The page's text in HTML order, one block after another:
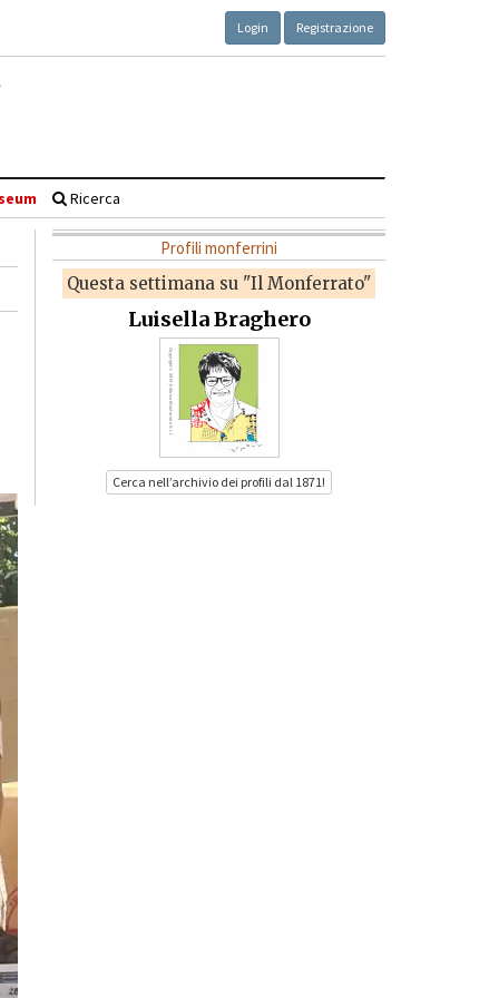
Login Registrazione
Ricerca
Profili monferrini
Questa settimana su "Il Monferrato"
Luisella Braghero
Cerca nell’archivio dei profili dal 1871!